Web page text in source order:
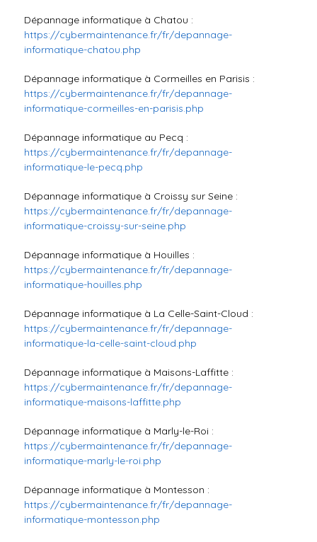
Dépannage informatique à Chatou :
https://cybermaintenance.fr/fr/depannage-
informatique-chatou.php
Dépannage informatique à Cormeilles en Parisis :
https://cybermaintenance.fr/fr/depannage-
informatique-cormeilles-en-parisis.php
Dépannage informatique au Pecq :
https://cybermaintenance.fr/fr/depannage-
informatique-le-pecq.php
Dépannage informatique à Croissy sur Seine :
https://cybermaintenance.fr/fr/depannage-
informatique-croissy-sur-seine.php
Dépannage informatique à Houilles :
https://cybermaintenance.fr/fr/depannage-
informatique-houilles.php
Dépannage informatique à La Celle-Saint-Cloud :
https://cybermaintenance.fr/fr/depannage-
informatique-la-celle-saint-cloud.php
Dépannage informatique à Maisons-Laffitte :
https://cybermaintenance.fr/fr/depannage-
informatique-maisons-laffitte.php
Dépannage informatique à Marly-le-Roi :
https://cybermaintenance.fr/fr/depannage-
informatique-marly-le-roi.php
Dépannage informatique à Montesson :
https://cybermaintenance.fr/fr/depannage-
informatique-montesson.php